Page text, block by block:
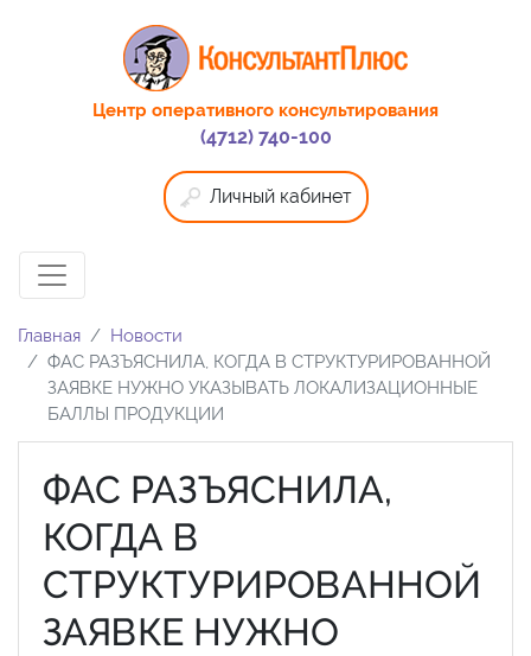
Центр оперативного консультирования
(4712) 740-100
Личный кабинет
Главная
Новости
ФАС РАЗЪЯСНИЛА, КОГДА В СТРУКТУРИРОВАННОЙ
ЗАЯВКЕ НУЖНО УКАЗЫВАТЬ ЛОКАЛИЗАЦИОННЫЕ
БАЛЛЫ ПРОДУКЦИИ
ФАС РАЗЪЯСНИЛА,
КОГДА В
СТРУКТУРИРОВАННОЙ
ЗАЯВКЕ НУЖНО